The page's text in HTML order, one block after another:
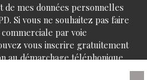
de mes données personnelles
Si vous ne souhaitez pas faire
par voie
vous inscrire gratuitement
au démarchage téléphonique,